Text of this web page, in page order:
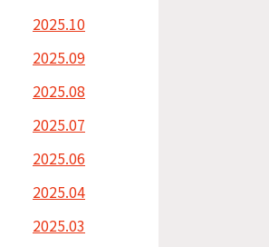
2025.10
2025.09
2025.08
2025.07
2025.06
2025.04
2025.03